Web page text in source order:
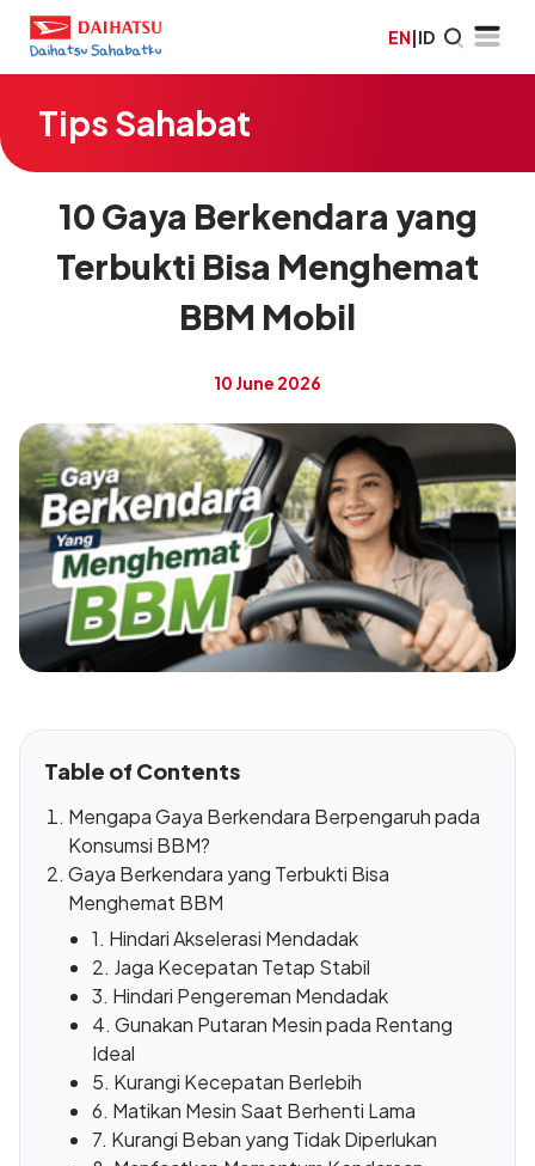
EN|ID
Tips Sahabat
10 Gaya Berkendara yang
Terbukti Bisa Menghemat
BBM Mobil
10 June 2026
Table of Contents
Mengapa Gaya Berkendara Berpengaruh pada
Konsumsi BBM?
Gaya Berkendara yang Terbukti Bisa
Menghemat BBM
1. Hindari Akselerasi Mendadak
2. Jaga Kecepatan Tetap Stabil
3. Hindari Pengereman Mendadak
4. Gunakan Putaran Mesin pada Rentang
Ideal
5. Kurangi Kecepatan Berlebih
6. Matikan Mesin Saat Berhenti Lama
7. Kurangi Beban yang Tidak Diperlukan